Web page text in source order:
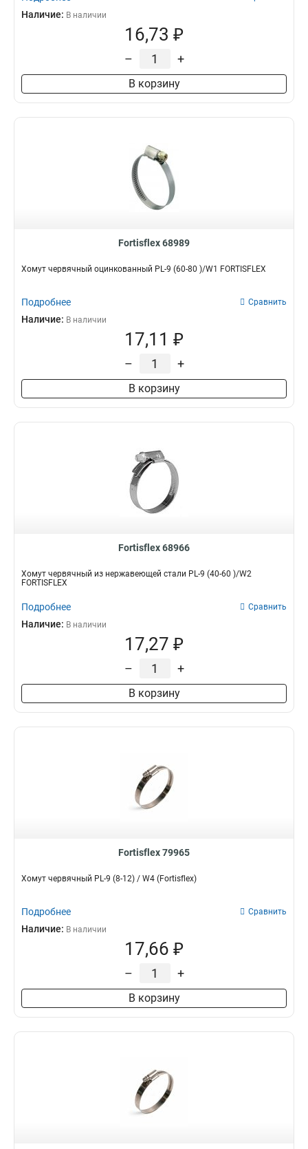
Наличие: В наличии
16,73 ₽
– +
В корзину
Fortisflex 68989
Хомут червячный оцинкованный PL-9 (60-80 )/W1 FORTISFLEX
Подробнее Сравнить
Наличие: В наличии
17,11 ₽
– +
В корзину
Fortisflex 68966
Хомут червячный из нержавеющей стали PL-9 (40-60 )/W2
FORTISFLEX
Подробнее Сравнить
Наличие: В наличии
17,27 ₽
– +
В корзину
Fortisflex 79965
Хомут червячный PL-9 (8-12) / W4 (Fortisflex)
Подробнее Сравнить
Наличие: В наличии
17,66 ₽
– +
В корзину